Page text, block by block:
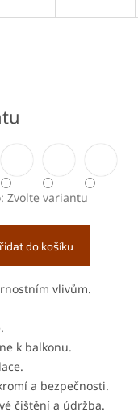
Zvolte variantu
do košíku
vlivům.
k balkonu.
a bezpečnosti.
čištění a údržba.